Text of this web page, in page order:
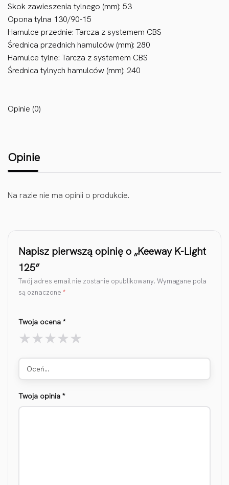
Skok zawieszenia tylnego (mm): 53
Opona tylna 130/90-15
Hamulce przednie: Tarcza z systemem CBS
Średnica przednich hamulców (mm): 280
Hamulce tylne: Tarcza z systemem CBS
Średnica tylnych hamulców (mm): 240
Opinie (0)
Opinie
Na razie nie ma opinii o produkcie.
Napisz pierwszą opinię o „Keeway K-Light
125”
Twój adres email nie zostanie opublikowany. Wymagane pola
są oznaczone *
Twoja ocena *
Oceń…
Twoja opinia *